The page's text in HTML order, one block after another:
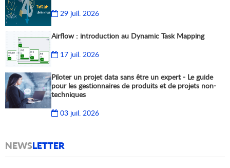
29 juil. 2026
Airflow : introduction au Dynamic Task Mapping
17 juil. 2026
Piloter un projet data sans être un expert - Le guide
pour les gestionnaires de produits et de projets non-
techniques
03 juil. 2026
NEWSLETTER